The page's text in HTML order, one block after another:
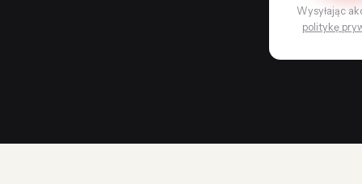
Wysyłając
politykę